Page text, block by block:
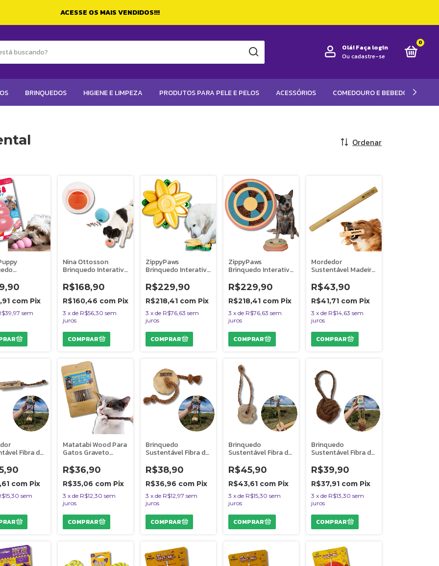
ACESSE OS MAIS VENDIDOS!!!
Olá!Faça login
Ou cadastre-se
0
BRINQUEDOS HIGIENE E LIMPEZA PRODUTOS PARA PELE E PELOS ACESSÓRIOS COMEDOURO E BEBEDOUROS
Ordenar
Para Caes
Filhotes
M Rosa
com Pix
sem
Nina Ottosson
Brinquedo Interativo
Topsy Treat Ball
Nivel 1 Outward
Hound
R$168,90
R$160,46 com Pix
3 x de R$56,30 sem
juros
ZippyPaws
Brinquedo Interativo
Sunflower Smarty
Puzzler Girassol
R$229,90
R$218,41 com Pix
3 x de R$76,63 sem
juros
ZippyPaws
Brinquedo Interativo
Smarty Puzzler
Quebra-Cabeça
R$229,90
R$218,41 com Pix
3 x de R$76,63 sem
juros
Mordedor
Sustentável Madeira
Wood N'Pets Amicus
Tamanho G
R$43,90
R$41,71 com Pix
3 x de R$14,63 sem
juros
Fibra de
Wood Bone
com Pix
sem
Matatabi Wood Para
Gatos Graveto
R$36,90
R$35,06 com Pix
3 x de R$12,30 sem
juros
Brinquedo
Sustentável Fibra de
Coconut Wood Disco
Amicus
R$38,90
R$36,96 com Pix
3 x de R$12,97 sem
juros
Brinquedo
Sustentável Fibra de
Coconut Wood Alça
Amicus
R$45,90
R$43,61 com Pix
3 x de R$15,30 sem
juros
Brinquedo
Sustentável Fibra de
Coconut Loop
Amicus
R$39,90
R$37,91 com Pix
3 x de R$13,30 sem
juros